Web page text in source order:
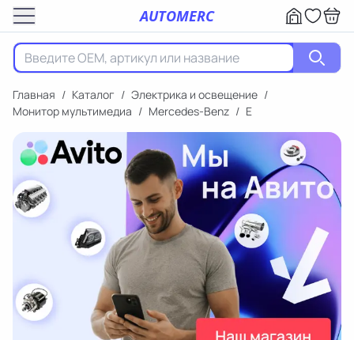
AUTOMERC
Главная / Каталог / Электрика и освещение /
Монитор мультимедиа / Mercedes-Benz / E